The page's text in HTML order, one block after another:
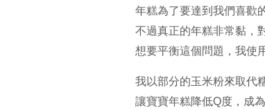
年糕為了要達到我們喜歡
不過真正的年糕非常黏，
想要平衡這個問題，我使
我以部分的玉米粉來取代
讓寶寶年糕降低Q度，成